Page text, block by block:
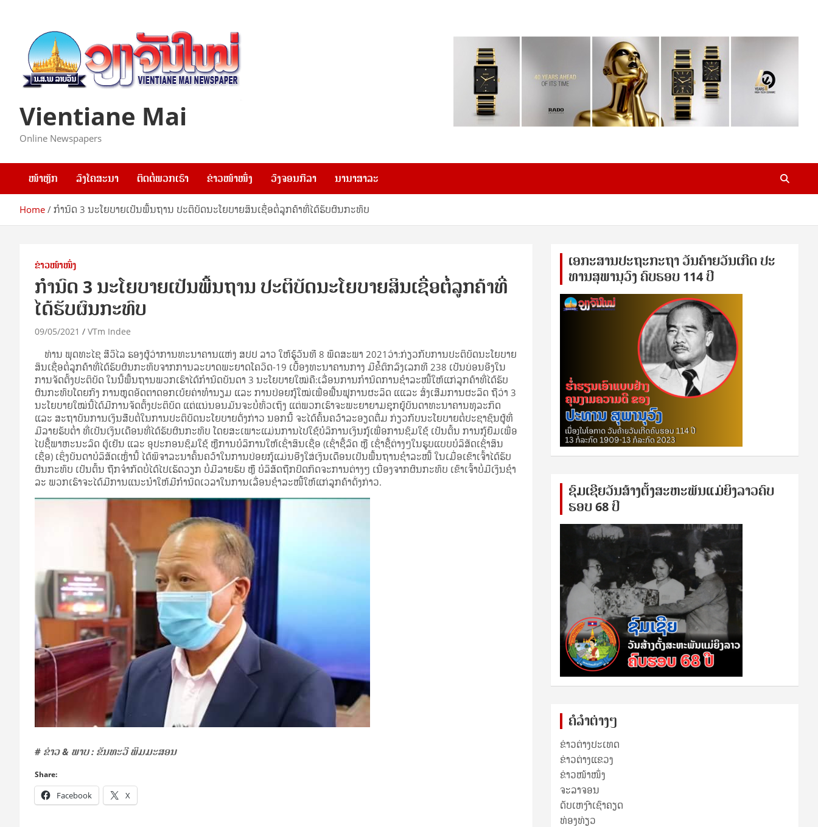
Vientiane Mai
Online Newspapers
ໜ້າຫຼັກ ລົງໂຄສະນາ ຕິດຕໍ່ພວກເຮົາ ຂ່າວໜ້າໜຶ່ງ ວົງຈອນກີລາ ນານາສາລະ
Home ກຳນົດ 3 ນະໂຍບາຍເປັນພື້ນຖານ ປະຕິບັດນະໂຍບາຍສິນເຊື່ອຕໍ່ລູກຄ້າທີ່ໄດ້ຮັບຜົນກະທົບ
ຂ່າວໜ້າໜຶ່ງ
ກຳນົດ 3 ນະໂຍບາຍເປັນພື້ນຖານ ປະຕິບັດນະໂຍບາຍສິນເຊື່ອຕໍ່ລູກຄ້າທີ່
ໄດ້ຮັບຜົນກະທົບ
09/05/2021 VTm Indee
ທ່ານ​ ພຸດທະໄຊ ສີວິໄລ ​ຮອງຜູ້ວ່າການທະນາຄານແຫ່ງ ສປປ​ ລາວ​ ໃຫ້ຮູ້ວັນທີ 8 ພຶດສະພາ 2021ວ່າ​:ກ່ຽວກັບການປະຕິບັດນະໂຍບາຍ
ສິນເຊື່ອຕໍ່ລູກຄ້າທີ່ໄດ້ຮັບຜົນກະທົບຈາກການລະບາດພະຍາດໂຄວິດ-19​ ເບື້ອງທະນາຄານກາງ ມີຂໍ້ຕົກລົງເລກທີ 238 ເປັນບ່ອນອີງໃນ
ການຈັດຕັ້ງປະຕິບັດ ໃນນີ້ພື້ນຖານພວກເຮົາໄດ້ກໍານົດບັນດາ 3 ນະໂຍບາຍໃໝ່ຄື:ເລື່ອນການກໍານົດການຊໍາລະໜີ້ໃຫ້ແກ່ລູກຄ້າທີ່ໄດ້ຮັບ
ຜົນກະທົບໂດຍກົງ ການຫຼຸດອັດຕາດອກເບ້ຍຄ່າທໍານຽມ ແລະ​ ການປ່ອຍກູ້ໃໝ່ເພື່ອຟື້ນຟູການຜະລິດ ແແລະ ສົ່ງເສີມການຜະລິດ ຖືວ່າ ​3
ນະໂຍບາຍໃໝ່ນີ້ໄດ້ມີການຈັດຕັ້ງປະຕິບັດ ແຕ່ແນ່ນອນມັນຈະບໍ່ທົ່ວເຖິງ ແຕ່ພວກເຮົາຈະພະຍາຍາມຊຸກຍູ້ບັນດາທະນາຄານທຸລະກິດ
ແລະ​ ສະຖາບັນການເງິນສືບຕໍ່ໃນການປະຕິບັດນະໂຍບາຍດັ່ງກ່າວ ນອກນີ້ ຈະໄດ້ຄົ້ນຄວ້າລະອຽດຕື່ມ ກ່ຽວກັບນະໂຍບາຍຕໍ່ປະຊາຊົນຜູ້ທີ່
ມີລາຍຮັບຕໍ່າ ທີ່ເປັນເງິນເດືອນທີ່ໄດ້ຮັບຜົນກະທົບ ໂດຍສະເພາະແມ່ນການໄປໃຊ້ບໍລິການເງິນກູ້ເພື່ອການຊົມໃຊ້ ເປັນຕົ້ນ ການກູ້ຍືມເພື່ອ
ໄປຊື້ພາຫະນະ​ລົດ​ ຕູ້ເຢັນ ແລະ​ ອຸປະກອນຊົມໃຊ້ ຫຼືການບໍລິການໃຫ້ເຊົ່າສິນເຊື່ອ (ເຊົ່າຊື້ລົດ ຫຼື​ ເຊົ່າຊື້ຕ່າງໆໃນຮູບແບບບໍລິສັດເຊົ່າສິນ
ເຊື່ອ) ເຊິ່ງບັນດາບໍລິສັດເຫຼົ່ານີ້ ໄດ້ພິຈາລະນາຄົ້ນຄວ້າໃນການປ່ອຍກູ້ແມ່ນອີງໃສ່ເງິນເດືອນເປັນພື້ນຖານຊໍາລະໜີ້​ ໃນເມື່ອເຂົາເຈົ້າໄດ້ຮັບ
ຜົນກະທົບ ເປັນຕົ້ນ ຖືກຈໍາກັດບໍ່ໄດ້ໄປເຮັດວຽກ ບໍ່ມີລາຍຮັບ ຫຼື​ ບໍລິສັດຖືກປິດກິດຈະການຕ່າງໆ ເນື່ອງຈາກຜົນກະທົບ ເຂົາເຈົ້າບໍ່ມີເງິນຊໍາ
ລະ ພວກເຮົາຈະໄດ້ມີການແນະນໍາໃຫ້ມີກຳນົດເວລາໃນການເລື່ອນຊໍາລະໜີ້ໃຫ້ແກ່ລູກຄ້າດັ່ງກ່າວ.
# ຂ່າວ & ພາບ : ຂັນທະວີ ພິມມະສອນ
Share:
Facebook X
ເອ​ກະ​ສານ​ປະ​ຖະ​ກະ​ຖ​າ ວັນ​ຄ້າຍ​ວັນ​ເກີດ ປ​ະ​
ທານ​ສຸ​ພາ​ນຸ​ວົງ ຄົບ​ຮອບ 114 ປີ
ຊົ​ມ​ເຊີຍ​ວັນ​ສ້າງ​ຕັ້ງ​ສະ​ຫະ​ພັນ​ແມ່​ຍິງ​​ລາວຄົບ​
ຮອບ 68 ປິ
ຄໍລຳຕ່າງໆ
ຂ່າວຕ່າງປະເທດ
ຂ່າວ​ຕ່າງ​ແຂວງ
ຂ່າວໜ້າໜຶ່ງ
ຈະລາຈອນ
ດັບເຫງົາເຊົາຄຽດ
ທ່ອງທ່ຽວ